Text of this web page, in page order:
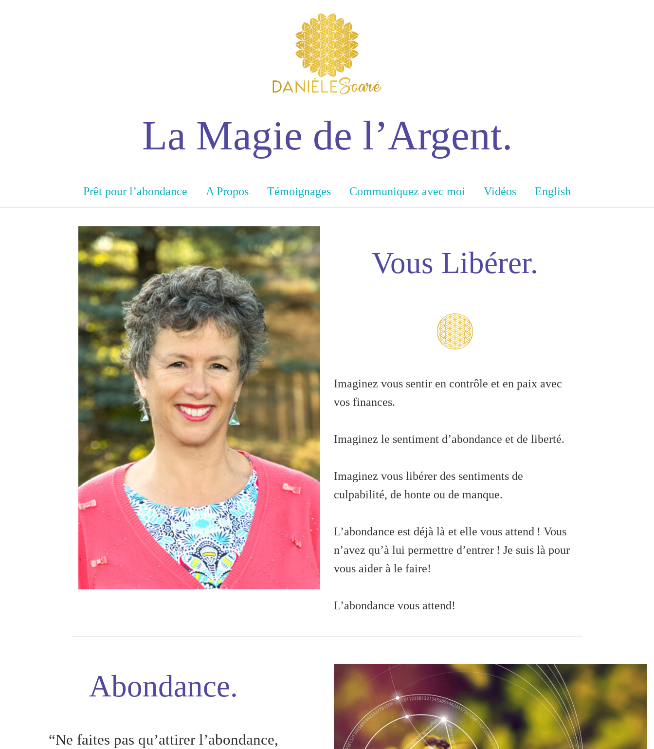
La Magie de l’Argent.
Prêt pour l’abondance A Propos Témoignages Communiquez avec moi Vidéos English
Vous Libérer.
Imaginez vous sentir en contrôle et en paix avec
vos finances.
Imaginez le sentiment d’abondance et de liberté.
Imaginez vous libérer des sentiments de
culpabilité, de honte ou de manque.
L’abondance est déjà là et elle vous attend ! Vous
n’avez qu’à lui permettre d’entrer ! Je suis là pour
vous aider à le faire!
L’abondance vous attend!
Abondance.
“Ne faites pas qu’attirer l’abondance,